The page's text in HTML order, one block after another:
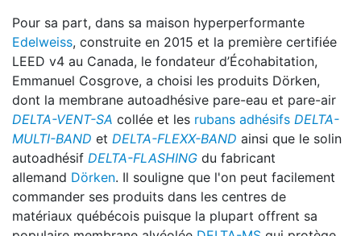
Pour sa part, dans sa maison hyperperformante
Edelweiss, construite en 2015 et la première certifiée
LEED v4 au Canada, le fondateur d’Écohabitation,
Emmanuel Cosgrove, a choisi les produits Dörken,
dont la membrane autoadhésive pare-eau et pare-air
DELTA-VENT-SA collée et les rubans adhésifs DELTA-
MULTI-BAND et DELTA-FLEXX-BAND ainsi que le solin
autoadhésif DELTA-FLASHING du fabricant
allemand Dörken. Il souligne que l'on peut facilement
commander ses produits dans les centres de
matériaux québécois puisque la plupart offrent sa